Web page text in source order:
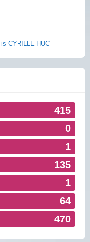
CYRILLE HUC
415
0
1
135
1
64
470